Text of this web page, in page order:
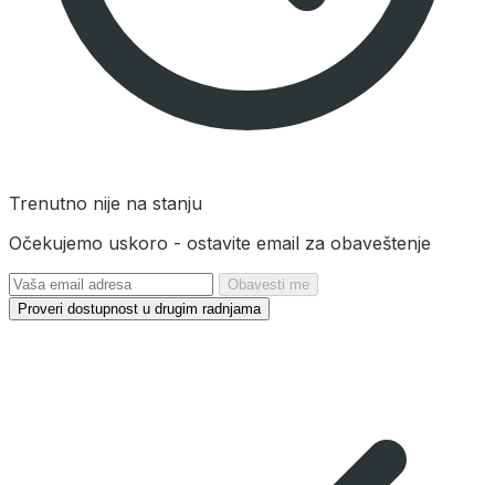
Trenutno nije na stanju
Očekujemo uskoro - ostavite email za obaveštenje
Obavesti me
Proveri dostupnost u drugim radnjama